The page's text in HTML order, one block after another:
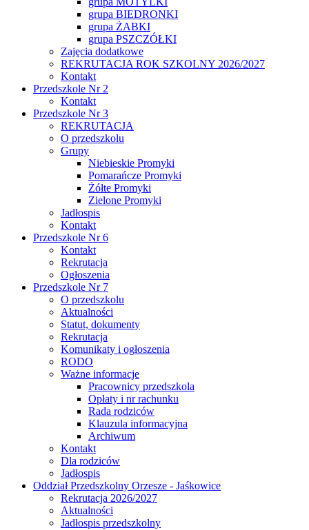
grupa BIEDRONKI
grupa ŻABKI
grupa PSZCZÓŁKI
Zajęcia dodatkowe
REKRUTACJA ROK SZKOLNY 2026/2027
Kontakt
Przedszkole Nr 2
Kontakt
Przedszkole Nr 3
REKRUTACJA
O przedszkolu
Grupy
Niebieskie Promyki
Pomarańcze Promyki
Żółte Promyki
Zielone Promyki
Jadłospis
Kontakt
Przedszkole Nr 6
Kontakt
Rekrutacja
Ogłoszenia
Przedszkole Nr 7
O przedszkolu
Aktualności
Statut, dokumenty
Rekrutacja
Komunikaty i ogłoszenia
RODO
Ważne informacje
Pracownicy przedszkola
Opłaty i nr rachunku
Rada rodziców
Klauzula informacyjna
Archiwum
Kontakt
Dla rodziców
Jadłospis
Oddział Przedszkolny Orzesze - Jaśkowice
Rekrutacja 2026/2027
Aktualności
Jadłospis przedszkolny